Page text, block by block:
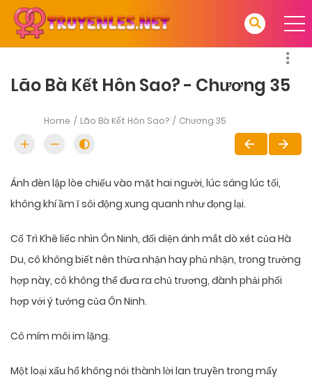
Lão Bà Kết Hôn Sao? - Chương 35
Home Lão Bà Kết Hôn Sao? Chương 35
Ánh đèn lập lòe chiếu vào mặt hai người, lúc sáng lúc tối,
không khí ầm ĩ sôi động xung quanh như đọng lại.
Cố Trì Khê liếc nhìn Ôn Ninh, đối diện ánh mắt dò xét của Hà
Du, cô không biết nên thừa nhận hay phủ nhận, trong trường
hợp này, cô không thể đưa ra chủ trương, đành phải phối
hợp với ý tưởng của Ôn Ninh.
Cô mím môi im lặng.
Một loại xấu hổ không nói thành lời lan truyền trong mấy